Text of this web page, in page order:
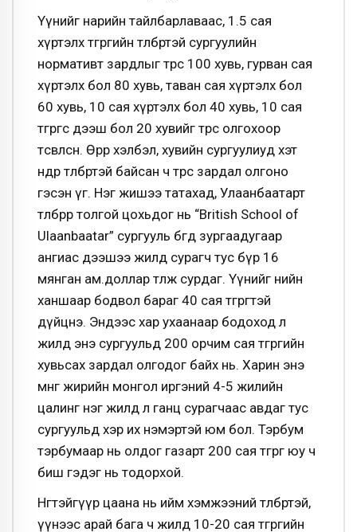
Үүнийг нарийн тайлбарлаваас, 1.5 сая
хүртэлх төгрөгийн төлбөртэй сургуулийн
нормативт зардлыг төрөөс 100 хувь, гурван сая
хүртэлх бол 80 хувь, таван сая хүртэлх бол
60 хувь, 10 сая хүртэлх бол 40 хувь, 10 сая
төгрөгөөс дээш бол 20 хувийг төрөөс олгохоор
төсөвлөсөн. Өөрөөр хэлбэл, хувийн сургуулиуд хэт
өндөр төлбөртэй байсан ч төрөөс зардал олгоно
гэсэн үг. Нэг жишээ татахад, Улаанбаатарт
төлбөрөөрөө толгой цохьдог нь “British School of
Ulaanbaatar” сургууль бөгөөд зургаадугаар
ангиас дээшээ жилд сурагч тус бүр 16
мянган ам.доллар төлж сурдаг. Үүнийг өнөөийн
ханшаар бодвол бараг 40 сая төгрөгтэй
дүйцнэ. Эндээс хар ухаанаар бодоход л
жилд энэ сургуульд 200 орчим сая төгрөгийн
хувьсах зардал олгодог байх нь. Харин энэ
мөнгө жирийн монгол иргэний 4-5 жилийн
цалинг нэг жилд л ганц сурагчаас авдаг тус
сургуульд хэр их нэмэртэй юм бол. Тэрбум
тэрбумаар нь олдог газарт 200 сая төгрөг юу ч
биш гэдэг нь тодорхой.
Нөгөөтэйгүүр цаана нь ийм хэмжээний төлбөртэй,
үүнээс арай бага ч жилд 10-20 сая төгрөгийн